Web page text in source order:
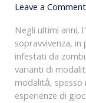
Leave a Comment
Negli ultimi anni,
sopravvivenza,
infestati da
varianti di
modalità,
esperienze di